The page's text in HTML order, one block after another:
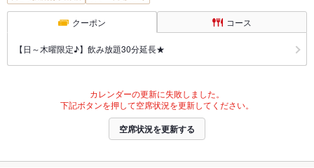
クーポン コース
【日～木曜限定♪】飲み放題30分延長★
カレンダーの更新に失敗しました。
下記ボタンを押して空席状況を更新してください。
空席状況を更新する